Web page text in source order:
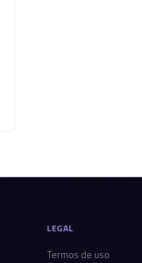
LEGAL
Termos de uso